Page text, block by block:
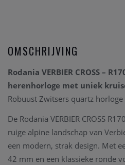
OMSCHRIJVING
Rodania VERBIER CROSS –
herenhorloge met uniek
Robuust Zwitsers quartz
De Rodania VERBIER CROSS
ruige alpine landschap van
een modern, strak design. Met
42 mm en een klassieke ronde